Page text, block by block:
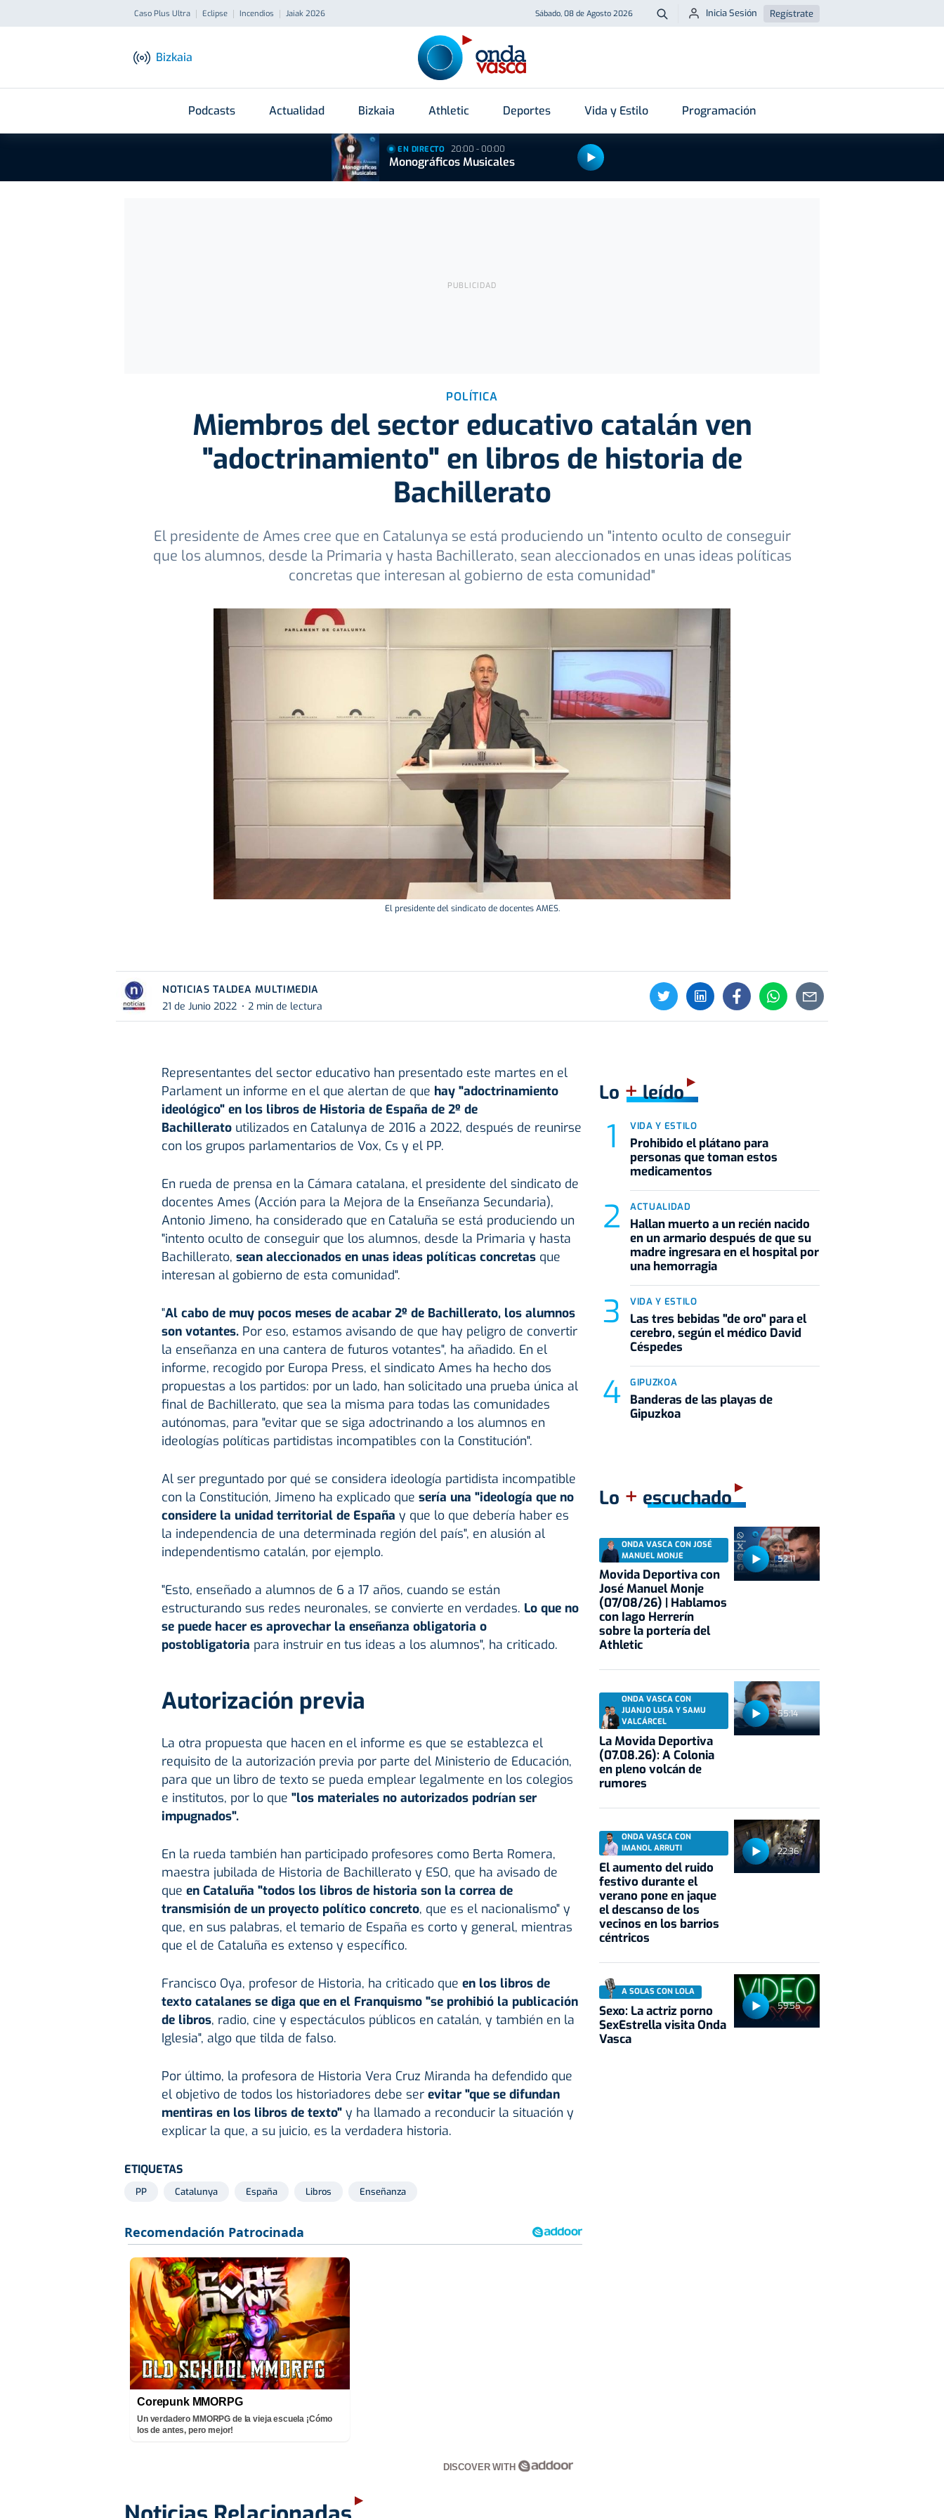
Caso Plus Ultra Eclipse Incendios Jaiak 2026 Sábado, 08 de Agosto 2026 Buscar
Inicia Sesión Regístrate
Bizkaia
Podcasts Actualidad Bizkaia Athletic Deportes Vida y Estilo Programación
EN DIRECTO 20:00 - 00:00
Monográficos Musicales
POLÍTICA
Miembros del sector educativo catalán ven
"adoctrinamiento" en libros de historia de
Bachillerato
El presidente de Ames cree que en Catalunya se está produciendo un "intento oculto de conseguir
que los alumnos, desde la Primaria y hasta Bachillerato, sean aleccionados en unas ideas políticas
concretas que interesan al gobierno de esta comunidad"
El presidente del sindicato de docentes AMES.
NOTICIAS TALDEA MULTIMEDIA
21 de Junio 2022
2 min de lectura
Representantes del sector educativo han presentado este martes en el
Parlament un informe en el que alertan de que hay "adoctrinamiento
ideológico" en los libros de Historia de España de 2º de
Bachilleratoutilizados en Catalunya de 2016 a 2022, después de reunirse
con los grupos parlamentarios de Vox, Cs y el PP.
En rueda de prensa en la Cámara catalana, el presidente del sindicato de
docentes Ames (Acción para la Mejora de la Enseñanza Secundaria),
Antonio Jimeno, ha considerado que en Cataluña se está produciendo un
"intento oculto de conseguir que los alumnos, desde la Primaria y hasta
Bachillerato, sean aleccionados en unas ideas políticas concretas que
interesan al gobierno de esta comunidad".
"Al cabo de muy pocos meses de acabar 2º de Bachillerato, los alumnos
son votantes.Por eso, estamos avisando de que hay peligro de convertir
la enseñanza en una cantera de futuros votantes", ha añadido. En el
informe, recogido por Europa Press, el sindicato Ames ha hecho dos
propuestas a los partidos: por un lado, han solicitado una prueba única al
final de Bachillerato, que sea la misma para todas las comunidades
autónomas, para "evitar que se siga adoctrinando a los alumnos en
ideologías políticas partidistas incompatibles con la Constitución".
Al ser preguntado por qué se considera ideología partidista incompatible
con la Constitución, Jimeno ha explicado que sería una "ideología que no
considere la unidad territorial de España y que lo que debería haber es
la independencia de una determinada región del país", en alusión al
independentismo catalán, por ejemplo.
"Esto, enseñado a alumnos de 6 a 17 años, cuando se están
estructurando sus redes neuronales, se convierte en verdades. Lo que no
se puede hacer es aprovechar la enseñanza obligatoria o
postobligatoria para instruir en tus ideas a los alumnos", ha criticado.
Autorización previa
La otra propuesta que hacen en el informe es que se establezca el
requisito de la autorización previa por parte del Ministerio de Educación,
para que un libro de texto se pueda emplear legalmente en los colegios
e institutos, por lo que "los materiales no autorizados podrían ser
impugnados".
En la rueda también han participado profesores como Berta Romera,
maestra jubilada de Historia de Bachillerato y ESO, que ha avisado de
que en Cataluña "todos los libros de historia son la correa de
transmisión de un proyecto político concreto, que es el nacionalismo" y
que, en sus palabras, el temario de España es corto y general, mientras
que el de Cataluña es extenso y específico.
Francisco Oya, profesor de Historia, ha criticado que en los libros de
texto catalanes se diga que en el Franquismo "se prohibió la publicación
de libros, radio, cine y espectáculos públicos en catalán, y también en la
Iglesia", algo que tilda de falso.
Por último, la profesora de Historia Vera Cruz Miranda ha defendido que
el objetivo de todos los historiadores debe ser evitar "que se difundan
mentiras en los libros de texto"y ha llamado a reconducir la situación y
explicar la que, a su juicio, es la verdadera historia.
ETIQUETAS
PP Catalunya España Libros Enseñanza
Corepunk MMORPG
Un verdadero MMORPG de la vieja escuela ¡Cómo
los de antes, pero mejor!
DISCOVER WITH
Lo +leído
VIDA Y ESTILO
Prohibido el plátano para
personas que toman estos
medicamentos
ACTUALIDAD
Hallan muerto a un recién nacido
en un armario después de que su
madre ingresara en el hospital por
una hemorragia
VIDA Y ESTILO
Las tres bebidas "de oro" para el
cerebro, según el médico David
Céspedes
GIPUZKOA
Banderas de las playas de
Gipuzkoa
Lo + escuchado
52:11
ONDA VASCA CON JOSÉ
MANUEL MONJE
Movida Deportiva con
José Manuel Monje
(07/08/26) | Hablamos
con Iago Herrerín
sobre la portería del
Athletic
55:14
ONDA VASCA CON
JUANJO LUSA Y SAMU
VALCÁRCEL
La Movida Deportiva
(07.08.26): A Colonia
en pleno volcán de
rumores
22:36
ONDA VASCA CON
IMANOL ARRUTI
El aumento del ruido
festivo durante el
verano pone en jaque
el descanso de los
vecinos en los barrios
céntricos
59:55
A SOLAS CON LOLA
Sexo: La actriz porno
SexEstrella visita Onda
Vasca